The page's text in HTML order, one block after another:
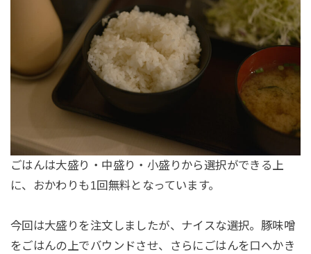
ごはんは大盛り・中盛り・小盛りから選択ができる上
に、おかわりも1回無料となっています。
今回は大盛りを注文しましたが、ナイスな選択。豚味噌
をごはんの上でバウンドさせ、さらにごはんを口へかき